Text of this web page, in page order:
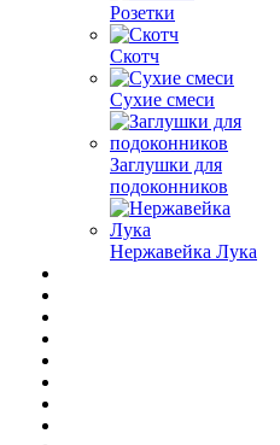
Розетки
Скотч
Сухие смеси
Заглушки для
подоконников
Нержавейка Лука